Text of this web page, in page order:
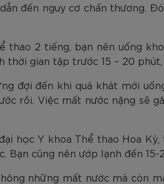
đến nguy cơ chấn thương.
thao 2 tiếng, bạn nên uống
thời gian tập trước 15 – 20
đợi đến khi quá khát mới
rồi. Việc mất nước nặng sẽ
học Y khoa Thể thao Hoa
Bạn cũng nên ướp lạnh đến
những mất nước mà còn